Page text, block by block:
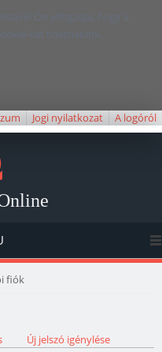
Ön elfogadja, hogy a
kat használunk.
Jogi nyilatkozat A logóról
fiók
Új jelszó igénylése